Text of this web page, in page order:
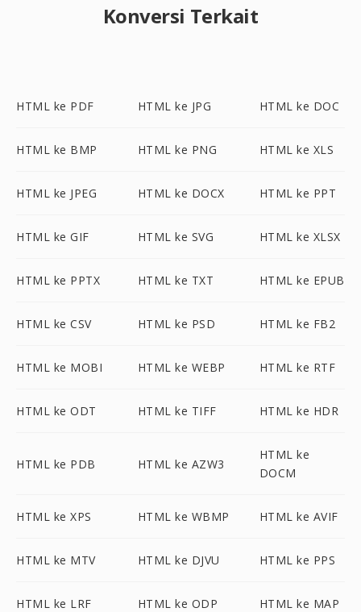
Konversi Terkait
HTML ke PDF HTML ke JPG HTML ke DOC
HTML ke BMP HTML ke PNG HTML ke XLS
HTML ke JPEG HTML ke DOCX HTML ke PPT
HTML ke GIF HTML ke SVG HTML ke XLSX
HTML ke PPTX HTML ke TXT HTML ke EPUB
HTML ke CSV HTML ke PSD HTML ke FB2
HTML ke MOBI HTML ke WEBP HTML ke RTF
HTML ke ODT HTML ke TIFF HTML ke HDR
HTML ke PDB HTML ke AZW3
HTML ke
DOCM
HTML ke XPS HTML ke WBMP HTML ke AVIF
HTML ke MTV HTML ke DJVU HTML ke PPS
HTML ke LRF HTML ke ODP HTML ke MAP